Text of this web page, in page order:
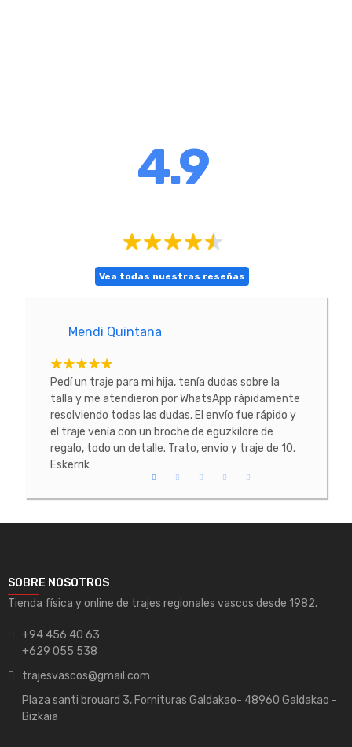
4.9
Vea todas nuestras reseñas
Mendi Quintana
Pedí un traje para mi hija, tenía dudas sobre la
talla y me atendieron por WhatsApp rápidamente
resolviendo todas las dudas. El envío fue rápido y
el traje venía con un broche de eguzkilore de
regalo, todo un detalle. Trato, envio y traje de 10.
Eskerrik
SOBRE NOSOTROS
Tienda física y online de trajes regionales vascos desde 1982.
+94 456 40 63
+629 055 538
trajesvascos@gmail.com
Plaza santi brouard 3, Fornituras Galdakao- 48960 Galdakao -
Bizkaia